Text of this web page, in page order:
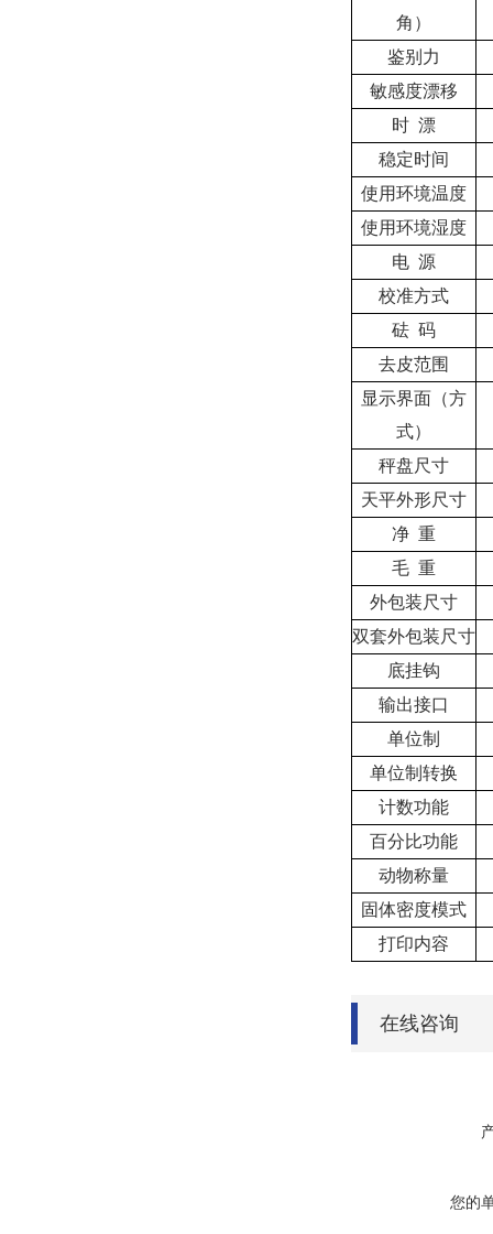
角）
鉴别力
敏感度漂移
时 漂
稳定时间
使用环境温度
使用环境湿度
电 源
校准方式
砝 码
去皮范围
显示界面（方
式）
秤盘尺寸
天平外形尺寸
净 重
毛 重
外包装尺寸
双套外包装尺寸
底挂钩
输出接口
单位制
单位制转换
计数功能
百分比功能
动物称量
固体密度模式
打印内容
在线咨询
您的